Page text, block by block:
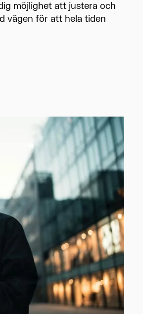
möjlighet att justera och
vägen för att hela tiden